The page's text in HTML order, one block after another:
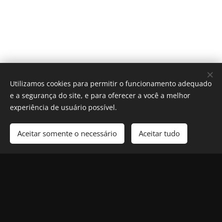
Cookies
Utilizamos cookies para permitir o funcionamento adequado
e a segurança do site, e para oferecer a você a melhor
experiência de usuário possível.
Aceitar somente o necessário Aceitar tudo